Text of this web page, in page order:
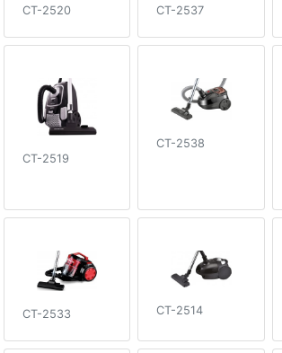
CT-2520 CT-2537
CT-2519
CT-2538
CT-2533 CT-2514